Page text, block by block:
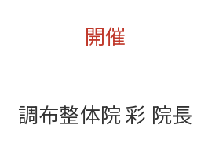
開催
調布整体院 彩 院長